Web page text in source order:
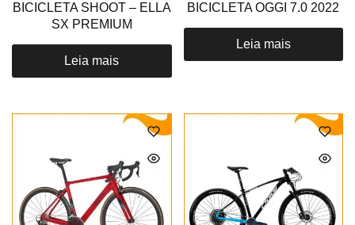
BICICLETA SHOOT – ELLA
SX PREMIUM
Leia mais
BICICLETA OGGI 7.0 2022
Leia mais